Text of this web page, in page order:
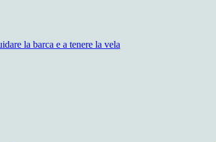
la barca e a tenere la vela